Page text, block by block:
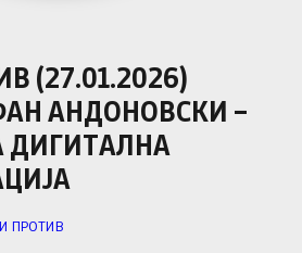
(27.01.2026)
АНДОНОВСКИ –
ДИГИТАЛНА
ПРОТИВ